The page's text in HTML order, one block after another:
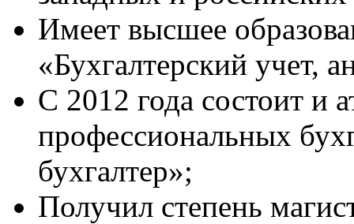
Имеет высшее
«Бухгалтерский учет,
С 2012 года состоит и
профессиональных
бухгалтер»;
Получил степень